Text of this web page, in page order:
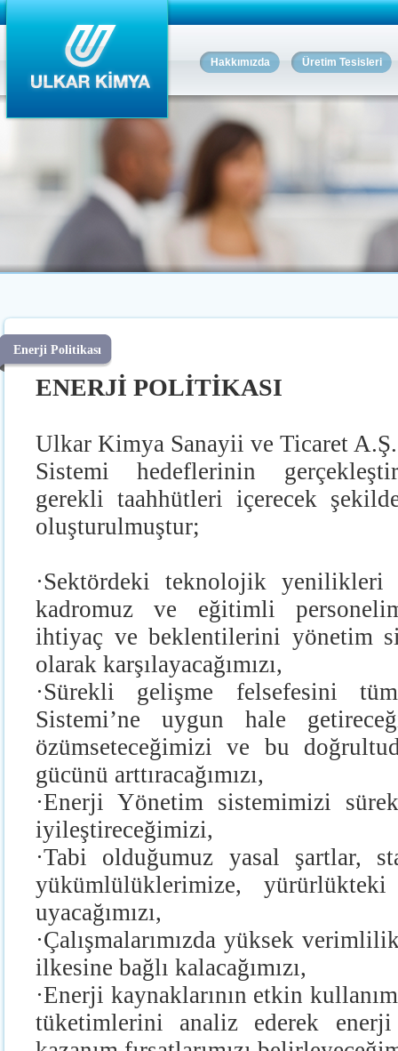
Üretim Tesisleri
Hakkımızda
Enerji Politikası
ENERJİ POLİTİKASI
Ulkar Kimya Sanayii ve Ticaret
Sistemi hedeflerinin
gerekli taahhütleri içerecek
oluşturulmuştur;
·Sektördeki teknolojik yenilikleri
kadromuz ve eğitimli
ihtiyaç ve beklentilerini yönetim
olarak karşılayacağımızı,
·Sürekli gelişme felsefesini
Sistemi’ne uygun hale
özümseteceğimizi ve bu
gücünü arttıracağımızı,
·Enerji Yönetim sistemimizi
iyileştireceğimizi,
·Tabi olduğumuz yasal şartlar,
yükümlülüklerimize,
uyacağımızı,
·Çalışmalarımızda yüksek
ilkesine bağlı kalacağımızı,
·Enerji kaynaklarının etkin
tüketimlerini analiz ederek enerji